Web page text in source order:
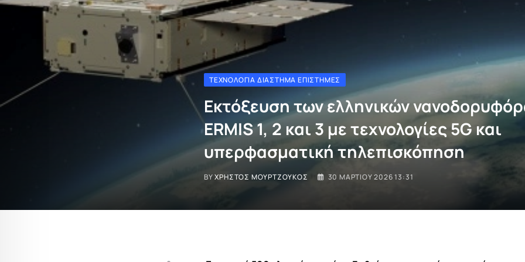
ΤΕΧΝΟΛΟΓΊΑ ΔΙΆΣΤΗΜΑ ΕΠΙΣΤΉΜΕΣ
Εκτόξευση των ελληνικών
ERMIS 1, 2 και 3 με τεχνολογίες 5G και
υπερφασματική τηλεπισκόπηση
BYΧΡΉΣΤΟΣ ΜΟΥΡΤΖΟΎΚΟΣ 30 ΜΑΡΤΊΟΥ 2026 13:31